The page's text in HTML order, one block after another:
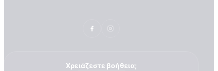
ΣΧΕΤΙΚΑ ΜΕ ΕΜΑΣ
Χρειάζεστε βοήθεια;